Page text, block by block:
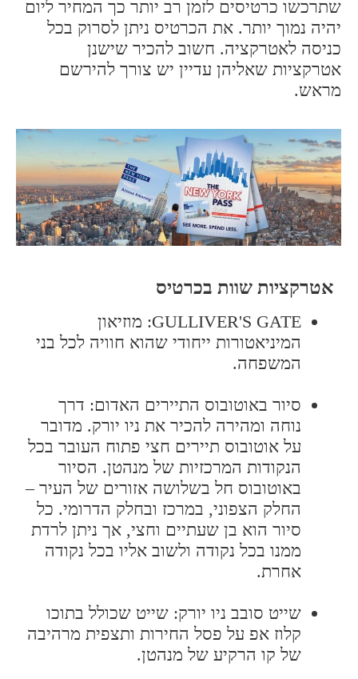
שתרכשו כרטיסים לזמן רב יותר כך המחיר ליום
יהיה נמוך יותר. את הכרטיס ניתן לסרוק בכל
כניסה לאטרקציה. חשוב להכיר שישנן
אטרקציות שאליהן עדיין יש צורך להירשם
מראש.
אטרקציות שוות בכרטיס
GULLIVER'S GATE: מוזיאון
המיניאטורות ייחודי שהוא חוויה לכל בני
המשפחה.
סיור באוטובוס התיירים האדום: דרך
נוחה ומהירה להכיר את ניו יורק. מדובר
על אוטובוס תיירים חצי פתוח העובר בכל
הנקודות המרכזיות של מנהטן. הסיור
באוטובוס חל בשלושה אזורים של העיר –
החלק הצפוני, במרכז ובחלק הדרומי. כל
סיור הוא בן שעתיים וחצי, אך ניתן לרדת
ממנו בכל נקודה ולשוב אליו בכל נקודה
אחרת.
שייט סובב ניו יורק: שייט שכולל בתוכו
קלוז אפ על פסל החירות ותצפית מרהיבה
של קו הרקיע של מנהטן.